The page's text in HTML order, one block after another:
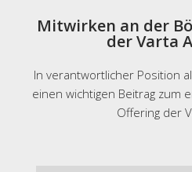
Mitwirken an der
der Varta
In verantwortlicher Position
einen wichtigen Beitrag zum
Offering der